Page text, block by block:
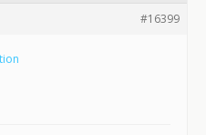
#16399